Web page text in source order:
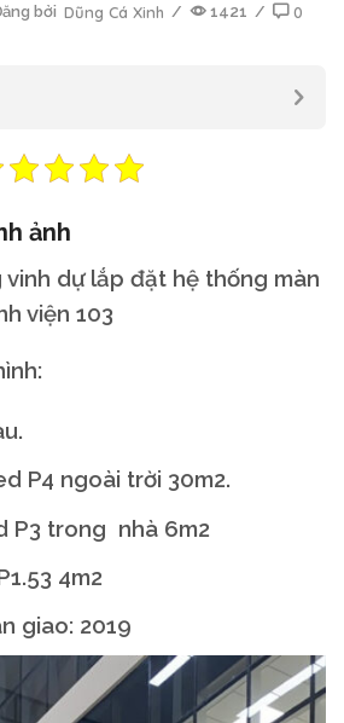
bởi Dũng Cá Xinh / 1421 / 0
ảnh
dự lắp đặt hệ thống màn
viện 103
P4 ngoài trời 30m2.
P3 trong nhà 6m2
4m2
giao: 2019